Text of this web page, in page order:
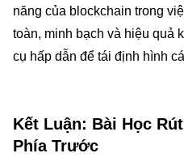
năng của blockchain trong
toàn, minh bạch và hiệu quả
cụ hấp dẫn để tái định hình
Kết Luận: Bài Học
Phía Trước